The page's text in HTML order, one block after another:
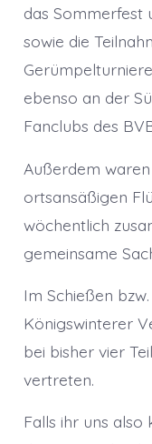
das Sommerfest
sowie die
ebenso an der
Fanclubs des
Außerdem
ortsansäßigen
wöchentlich
gemeinsame
Im Schießen
Königswinterer
bei bisher vier
vertreten.
Falls ihr uns